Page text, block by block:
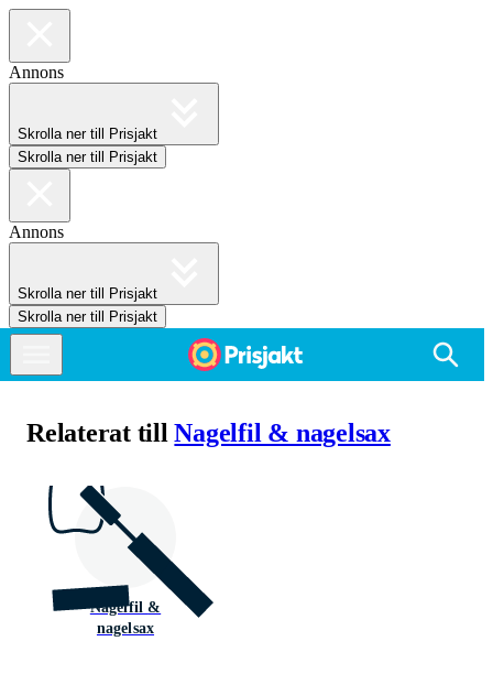
Annons
Skrolla ner till Prisjakt
Skrolla ner till Prisjakt
Annons
Skrolla ner till Prisjakt
Skrolla ner till Prisjakt
Relaterat tillNagelfil & nagelsax
Nagelfil &
nagelsax